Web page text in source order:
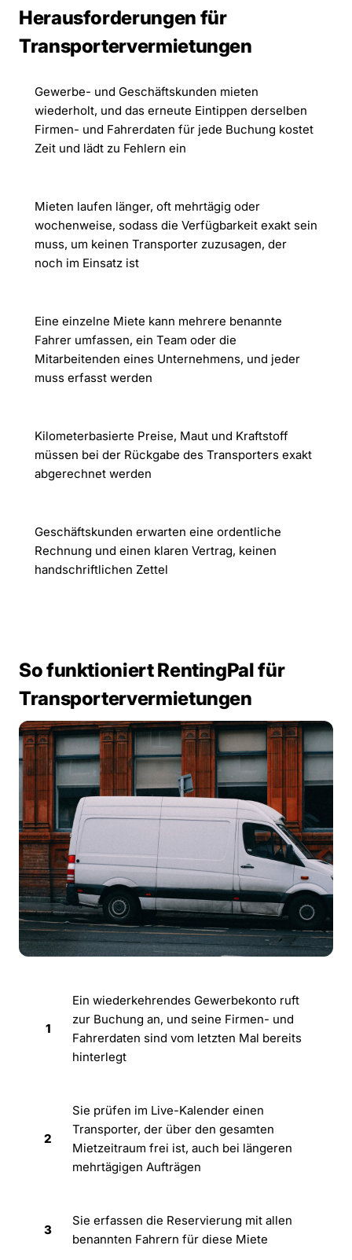
Herausforderungen für
Transportervermietungen
Gewerbe- und Geschäftskunden mieten
wiederholt, und das erneute Eintippen derselben
Firmen- und Fahrerdaten für jede Buchung kostet
Zeit und lädt zu Fehlern ein
Mieten laufen länger, oft mehrtägig oder
wochenweise, sodass die Verfügbarkeit exakt sein
muss, um keinen Transporter zuzusagen, der
noch im Einsatz ist
Eine einzelne Miete kann mehrere benannte
Fahrer umfassen, ein Team oder die
Mitarbeitenden eines Unternehmens, und jeder
muss erfasst werden
Kilometerbasierte Preise, Maut und Kraftstoff
müssen bei der Rückgabe des Transporters exakt
abgerechnet werden
Geschäftskunden erwarten eine ordentliche
Rechnung und einen klaren Vertrag, keinen
handschriftlichen Zettel
So funktioniert RentingPal für
Transportervermietungen
1
Ein wiederkehrendes Gewerbekonto ruft
zur Buchung an, und seine Firmen- und
Fahrerdaten sind vom letzten Mal bereits
hinterlegt
2
Sie prüfen im Live-Kalender einen
Transporter, der über den gesamten
Mietzeitraum frei ist, auch bei längeren
mehrtägigen Aufträgen
3
Sie erfassen die Reservierung mit allen
benannten Fahrern für diese Miete